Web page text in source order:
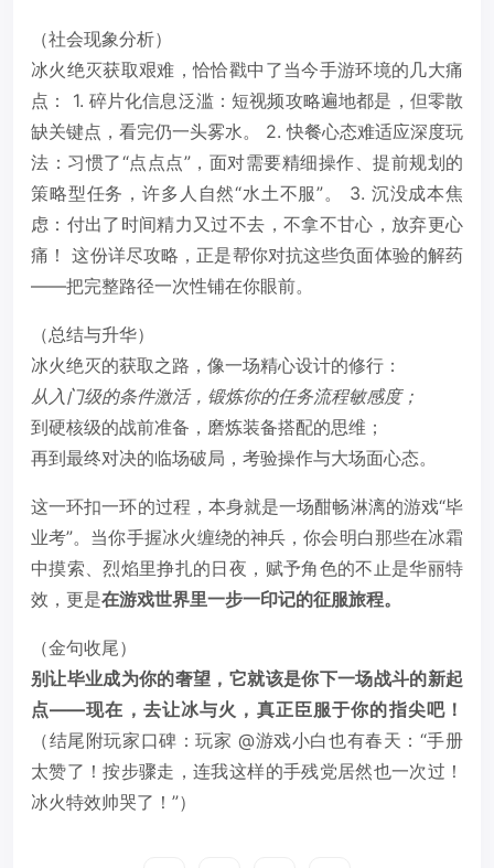
（社会现象分析）
冰火绝灭获取艰难，恰恰戳中了当今手游环境的几大痛
点： 1. 碎片化信息泛滥：短视频攻略遍地都是，但零散
缺关键点，看完仍一头雾水。 2. 快餐心态难适应深度玩
法：习惯了“点点点”，面对需要精细操作、提前规划的
策略型任务，许多人自然“水土不服”。 3. 沉没成本焦
虑：付出了时间精力又过不去，不拿不甘心，放弃更心
痛！ 这份详尽攻略，正是帮你对抗这些负面体验的解药
——把完整路径一次性铺在你眼前。
（总结与升华）
冰火绝灭的获取之路，像一场精心设计的修行：
从入门级的条件激活，锻炼你的任务流程敏感度；
到硬核级的战前准备，磨炼装备搭配的思维；
再到最终对决的临场破局，考验操作与大场面心态。
这一环扣一环的过程，本身就是一场酣畅淋漓的游戏“毕
业考”。当你手握冰火缠绕的神兵，你会明白那些在冰霜
中摸索、烈焰里挣扎的日夜，赋予角色的不止是华丽特
效，更是在游戏世界里一步一印记的征服旅程。
（金句收尾）
别让毕业成为你的奢望，它就该是你下一场战斗的新起
点——现在，去让冰与火，真正臣服于你的指尖吧！
（结尾附玩家口碑：玩家 @游戏小白也有春天：“手册
太赞了！按步骤走，连我这样的手残党居然也一次过！
冰火特效帅哭了！”）